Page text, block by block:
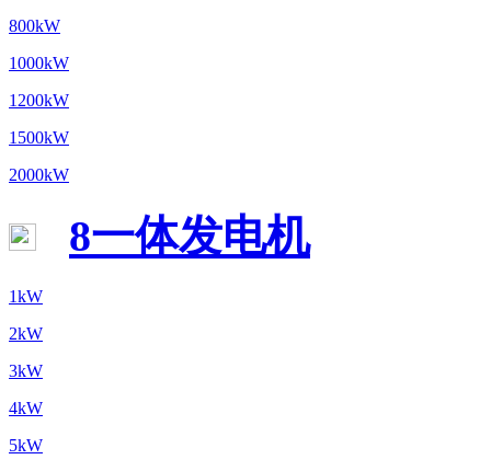
800kW
1000kW
1200kW
1500kW
2000kW
8一体发电机
1kW
2kW
3kW
4kW
5kW